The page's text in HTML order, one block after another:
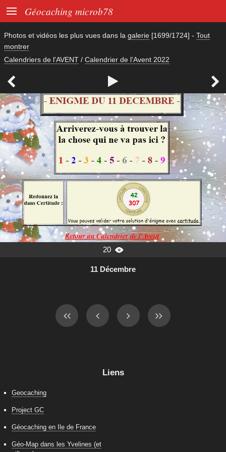
 Géocaching microb78
Photos et vidéos les plus vues dans la galerie [1699/1724] - Tout
montrer
Calendriers de l'AVENT / Calendrier de l'Avent 2022
  
20 
11 Décembre
Liens
Geocaching
Project GC
Géocaching en Ile de France
Géo-Map dans les Yvelines (et